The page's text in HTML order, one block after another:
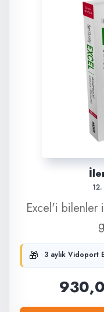
Excel'i bilenler
🎁 3 aylık Vidoport